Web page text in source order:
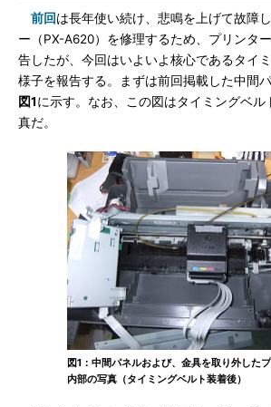
前回は長年使い続け、悲鳴を上げて故障
ー（PX-A620）を修理するため、プリンタ
告したが、今回はいよいよ核心であるタイ
様子を報告する。まずは前回掲載した中間
図1に示す。なお、この図はタイミングベル
真だ。
図1：中間パネルおよび、金具を取り外した
内部の写真（タイミングベルト装着後）